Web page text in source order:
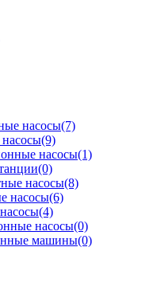
насосы(7)
(9)
насосы(1)
(0)
насосы(8)
насосы(6)
(4)
насосы(0)
машины(0)